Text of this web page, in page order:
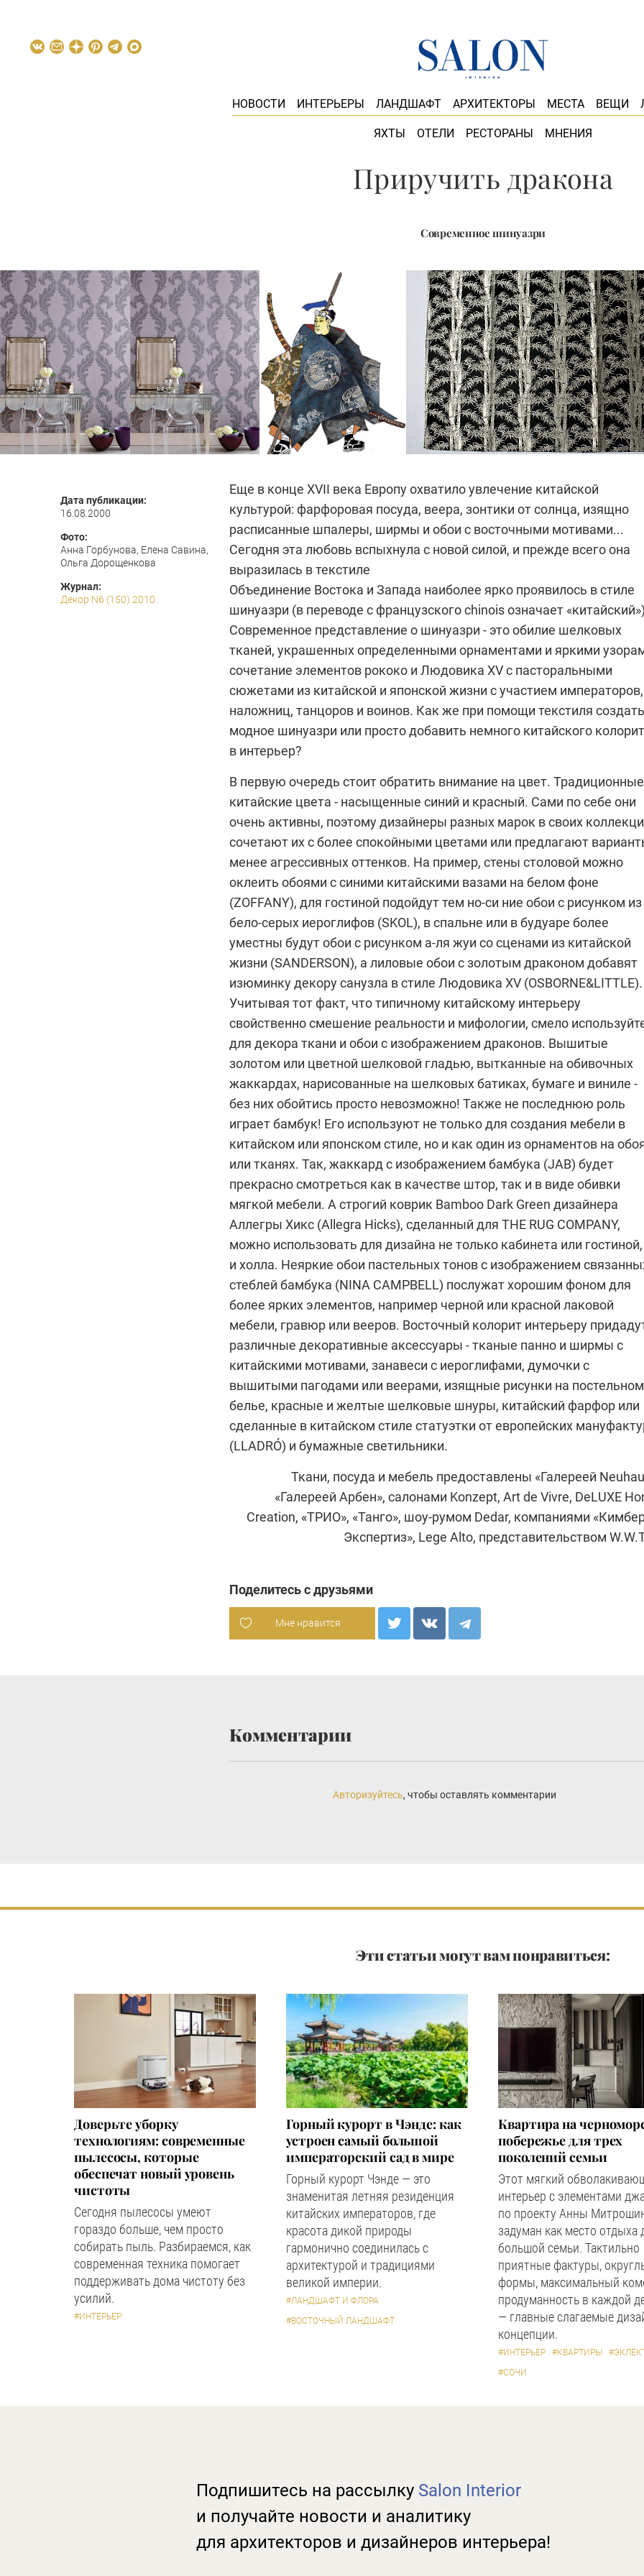
НОВОСТИ ИНТЕРЬЕРЫ ЛАНДШАФТ АРХИТЕКТОРЫ МЕСТА ВЕЩИ
ЯХТЫ ОТЕЛИ РЕСТОРАНЫ МНЕНИЯ
Приручить дракона
Современное шинуазри
Дата публикации:
16.08.2000
Фото:
Анна Горбунова, Елена Савина,
Ольга Дорощенкова
Журнал:
Декор N6 (150) 2010
Еще в конце XVII века Европу охватило увлечение китайской
культурой: фарфоровая посуда, веера, зонтики от солнца, изящно
расписанные шпалеры, ширмы и обои с восточными мотивами...
Сегодня эта любовь вспыхнула с новой силой, и прежде всего она
выразилась в текстиле
Объединение Востока и Запада наиболее ярко проявилось в стиле
шинуазри (в переводе с французского chinois означает
Современное представление о шинуазри - это обилие шелковых
тканей, украшенных определенными орнаментами и яркими
сочетание элементов рококо и Людовика XVс пасторальными
сюжетами из китайской и японской жизни с участием императоров,
наложниц, танцоров и воинов. Как же при помощи текстиля создать
модное шинуазри или просто добавить немного китайского
в интерьер?
В первую очередь стоит обратить внимание на цвет. Традиционные
китайские цвета - насыщенные синий и красный. Сами по себе они
очень активны, поэтому дизайнеры разных марок в своих
сочетают их с более спокойными цветами или предлагают
менее агрессивных оттенков. На пример, стены столовой можно
оклеить обоями с синими китайскими вазами на белом фоне
(ZOFFANY), для гостиной подойдут тем но-си ние обои с рисунком из
бело-серых иероглифов (SKOL), в спальне или в будуаре более
уместны будут обои с рисунком а-ля жуи со сценами из китайской
жизни (SANDERSON), а лиловые обои с золотым драконом добавят
изюминку декору санузла в стиле Людовика XV (OSBORNE&LITTLE).
Учитывая тот факт, что типичному китайскому интерьеру
свойственно смешение реальности и мифологии, смело
для декора ткани и обои с изображением драконов. Вышитые
золотом или цветной шелковой гладью, вытканные на обивочных
жаккардах, нарисованные на шелковых батиках, бумаге и виниле -
без них обойтись просто невозможно! Также не последнюю роль
играет бамбук! Его используют не только для создания мебели в
китайском или японском стиле, но и как один из орнаментов на
или тканях. Так, жаккард с изображением бамбука (JAB) будет
прекрасно смотреться как в качестве штор, так и в виде обивки
мягкой мебели. А строгий коврик Bamboo Dark Green дизайнера
Аллегры Хикс (Allegra Hicks), сделанный для THE RUG COMPANY,
можно использовать для дизайна не только кабинета или
и холла. Неяркие обои пастельных тонов с изображением
стеблей бамбука (NINA CAMPBELL) послужат хорошим фоном для
более ярких элементов, например черной или красной лаковой
мебели, гравюр или вееров. Восточный колорит интерьеру
различные декоративные аксессуары - тканые панно и ширмы с
китайскими мотивами, занавеси с иероглифами, думочки с
вышитыми пагодами или веерами, изящные рисунки на постельном
белье, красные и желтые шелковые шнуры, китайский фарфор или
сделанные в китайском стиле статуэтки от европейских
(LLADRÓ) и бумажные светильники.
Ткани, посуда и мебель предоставлены «Галереей
«Галереей Арбен», салонами Konzept, Art de Vivre, DeLUXE
Creation, «ТРИО», «Танго», шоу-румом Dedar, компаниями
Экспертиз», Lege Alto, представительством
Поделитесь с друзьями
Мне нравится
Комментарии
Авторизуйтесь, чтобы оставлять комментарии
Эти статьи могут вам понравиться:
Доверьте уборку
технологиям: современные
пылесосы, которые
обеспечат новый уровень
чистоты
Сегодня пылесосы умеют
гораздо больше, чем просто
собирать пыль. Разбираемся, как
современная техника помогает
поддерживать дома чистоту без
усилий.
#ИНТЕРЬЕР
Горный курорт в Чэнде: как
устроен самый большой
императорский сад в мире
Горный курорт Чэнде — это
знаменитая летняя резиденция
китайских императоров, где
красота дикой природы
гармонично соединилась с
архитектурой и традициями
великой империи.
#ЛАНДШАФТ И ФЛОРА
#ВОСТОЧНЫЙ ЛАНДШАФТ
Квартира на
побережье для трех
поколений семьи
Этот мягкий
интерьер с элементами
по проекту Анны
задуман как место отдыха
большой семьи. Тактильно
приятные фактуры,
формы, максимальный
продуманность в каждой
— главные слагаемые
концепции.
#ИНТЕРЬЕР #КВАРТИРЫ
#СОЧИ
Подпишитесь на рассылку Salon Interior
и получайте новости и аналитику
для архитекторов и дизайнеров интерьера!